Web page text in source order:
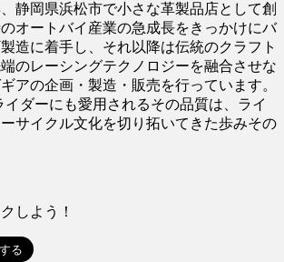
静岡県浜松市で小さな革製品店として創
オートバイ産業の急成長をきっかけにバ
造に着手し、それ以降は伝統のクラフト
のレーシングテクノロジーを融合させな
アの企画・製造・販売を行っています。
イダーにも愛用されるその品質は、ライ
サイクル文化を切り拓いてきた歩みその
しよう！